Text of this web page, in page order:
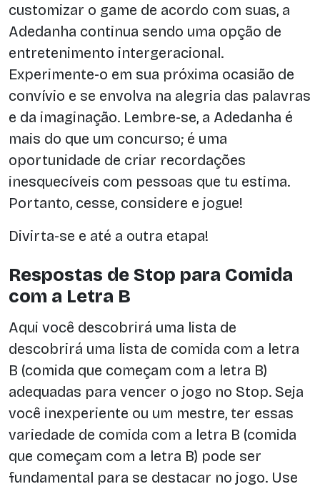
customizar o game de acordo com suas, a
Adedanha continua sendo uma opção de
entretenimento intergeracional.
Experimente-o em sua próxima ocasião de
convívio e se envolva na alegria das palavras
e da imaginação. Lembre-se, a Adedanha é
mais do que um concurso; é uma
oportunidade de criar recordações
inesquecíveis com pessoas que tu estima.
Portanto, cesse, considere e jogue!
Divirta-se e até a outra etapa!
Respostas de Stop para Comida
com a Letra B
Aqui você descobrirá uma lista de
descobrirá uma lista de comida com a letra
B (comida que começam com a letra B)
adequadas para vencer o jogo no Stop. Seja
você inexperiente ou um mestre, ter essas
variedade de comida com a letra B (comida
que começam com a letra B) pode ser
fundamental para se destacar no jogo. Use